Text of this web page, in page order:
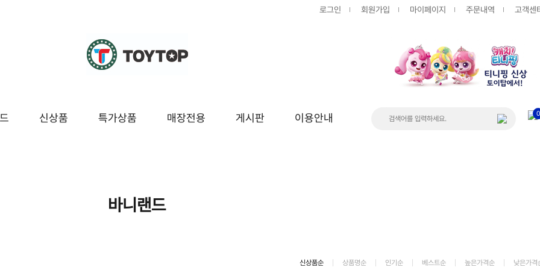
로그인 회원가입 마이페이지 주문내역 고객센
신상품 특가상품 매장전용 게시판 이용안내 0
잡화
입고/품절
바니랜드
신상품순 상품명순 인기순 베스트순 높은가격순 낮은가격